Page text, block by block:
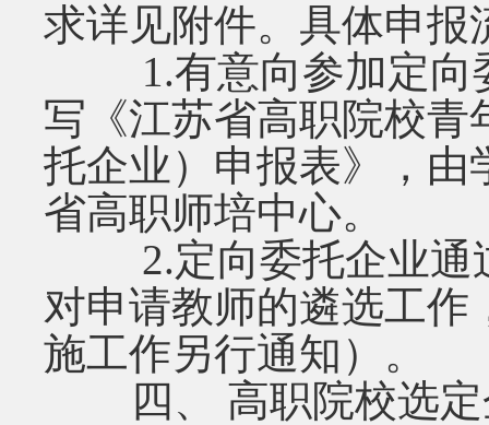
求详见附件。具体申报
1.有意向参加定向
写《江苏省高职院校青
托企业）申报表》，由
省高职师培中心。
2.定向委托企业通
对申请教师的遴选工
施工作另行通知）。
四、 高职院校选定